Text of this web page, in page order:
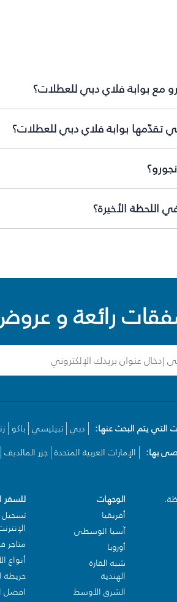
مع بوابة فلاي دبي للعطلات؟
تقدّمها بوابة فلاي دبي للعطلات؟
اللحظة الأخيرة؟
رائعة و
التي يتم البحث عنها: دبي تبيليسي باكو
بها:
الإمارات العربية المتحدة جزر المالديف
الوجهات
أفريقيا
آسيا الوسطى
أوروبا
شبه القارة
الهندية
الشرق الأوسط
للسفر
متاجر
أنواع
خريطة
افضل